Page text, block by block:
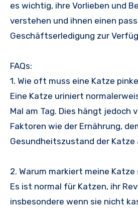
es wichtig, ihre Vorlieben und
verstehen und ihnen einen
Geschäftserledigung zur
FAQs:
1. Wie oft muss eine Katze
Eine Katze uriniert
Mal am Tag. Dies hängt jedoch
Faktoren wie der Ernährung,
Gesundheitszustand der Katze
2. Warum markiert meine
Es ist normal für Katzen, ihr
insbesondere wenn sie nicht